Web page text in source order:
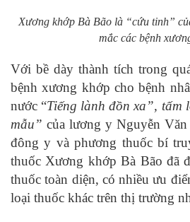
Xương khớp Bà Bão là “cứu tinh”
mắc các bệnh
Với bề dày thành tích trong
bệnh xương khớp cho bệnh
nước “Tiếng lành đồn xa”, tấm
mẫu” của lương y Nguyễn
đông y và phương thuốc bí
thuốc Xương khớp Bà Bão đã
thuốc toàn diện, có nhiều ưu
loại thuốc khác trên thị trường